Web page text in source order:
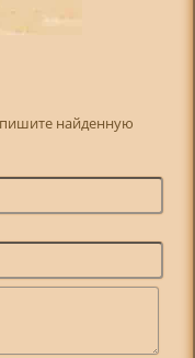
найденную